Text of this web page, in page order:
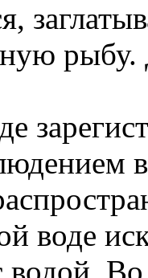
воде